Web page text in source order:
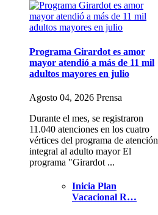
Programa Girardot es amor
mayor atendió a más de 11 mil
adultos mayores en julio
Agosto 04, 2026 Prensa
Durante el mes, se registraron
11.040 atenciones en los cuatro
vértices del programa de atención
integral al adulto mayor El
programa "Girardot ...
Inicia Plan
Vacacional R…